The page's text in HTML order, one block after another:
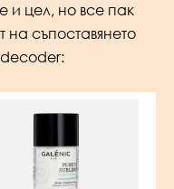
и цел, но все пак
съпоставянето